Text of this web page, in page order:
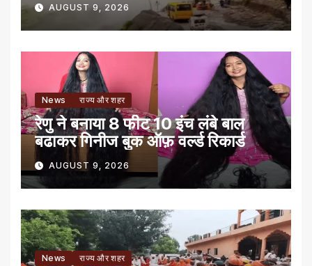
AUGUST 9, 2026
News राज्य और शहर
रेणु ने बनाया 8 फीट 10 इंच लंबे बाल
बढाकर गिनीज बुक ऑफ़ वर्ल्ड रिकार्ड
AUGUST 9, 2026
News राज्य और शहर